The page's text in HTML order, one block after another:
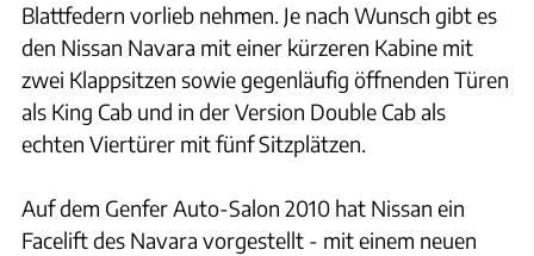
Blattfedern vorlieb nehmen. Je nach Wunsch gibt es
den Nissan Navara mit einer kürzeren Kabine mit
zwei Klappsitzen sowie gegenläufig öffnenden Türen
als King Cab und in der Version Double Cab als
echten Viertürer mit fünf Sitzplätzen.
Auf dem Genfer Auto-Salon 2010 hat Nissan ein
Facelift des Navara vorgestellt - mit einem neuen